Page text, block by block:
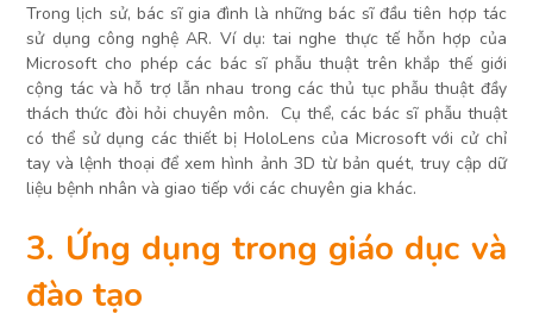
Trong lịch sử, bác sĩ gia đình là những bác sĩ đầu tiên hợp tác
sử dụng công nghệ AR. Ví dụ: tai nghe thực tế hỗn hợp của
Microsoft cho phép các bác sĩ phẫu thuật trên khắp thế giới
cộng tác và hỗ trợ lẫn nhau trong các thủ tục phẫu thuật đầy
thách thức đòi hỏi chuyên môn. Cụ thể, các bác sĩ phẫu thuật
có thể sử dụng các thiết bị HoloLens của Microsoft với cử chỉ
tay và lệnh thoại để xem hình ảnh 3D từ bản quét, truy cập dữ
liệu bệnh nhân và giao tiếp với các chuyên gia khác.
3. Ứng dụng trong giáo dục và
đào tạo